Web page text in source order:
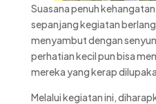
Suasana penuh
sepanjang kegiatan
menyambut dengan
perhatian kecil pun bisa
mereka yang kerap
Melalui kegiatan ini,